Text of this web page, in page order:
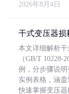
2026年8月4日
干式变压器损
本文详细解析
（GB/T 10228-
例，分步骤说
实例表格，涵盖
快速掌握变压器